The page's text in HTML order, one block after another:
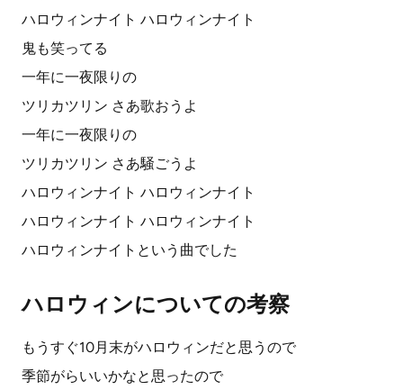
ハロウィンナイト ハロウィンナイト
鬼も笑ってる
一年に一夜限りの
ツリカツリン さあ歌おうよ
一年に一夜限りの
ツリカツリン さあ騒ごうよ
ハロウィンナイト ハロウィンナイト
ハロウィンナイト ハロウィンナイト
ハロウィンナイトという曲でした
ハロウィンについての考察
もうすぐ10月末がハロウィンだと思うので
季節がらいいかなと思ったので